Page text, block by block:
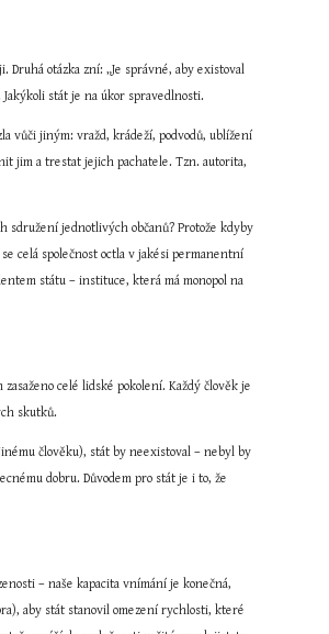
otázka zní: „Je správné, aby existoval
stát je na úkor spravedlnosti.
vůči jiným: vražd, krádeží, podvodů, ublížení
jim a trestat jejich pachatele. Tzn. autorita,
sdružení jednotlivých občanů? Protože kdyby
celá společnost octla v jakési permanentní
státu – instituce, která má monopol na
celé lidské pokolení. Každý člověk je
skutků.
člověku), stát by neexistoval – nebyl by
dobru. Důvodem pro stát je i to, že
– naše kapacita vnímání je konečná,
aby stát stanovil omezení rychlosti, které